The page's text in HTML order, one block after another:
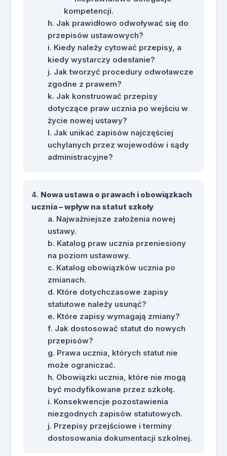
kompetencji.
Jak prawidłowo odwoływać się do
przepisów ustawowych?
Kiedy należy cytować przepisy, a
kiedy wystarczy odesłanie?
Jak tworzyć procedury odwoławcze
zgodne z prawem?
Jak konstruować przepisy
dotyczące praw ucznia po wejściu w
życie nowej ustawy?
Jak unikać zapisów najczęściej
uchylanych przez wojewodów i sądy
administracyjne?
Nowa ustawa o prawach i obowiązkach
ucznia – wpływ na statut szkoły
Najważniejsze założenia nowej
ustawy.
Katalog praw ucznia przeniesiony
na poziom ustawowy.
Katalog obowiązków ucznia po
zmianach.
Które dotychczasowe zapisy
statutowe należy usunąć?
Które zapisy wymagają zmiany?
Jak dostosować statut do nowych
przepisów?
Prawa ucznia, których statut nie
może ograniczać.
Obowiązki ucznia, które nie mogą
być modyfikowane przez szkołę.
Konsekwencje pozostawienia
niezgodnych zapisów statutowych.
Przepisy przejściowe i terminy
dostosowania dokumentacji szkolnej.